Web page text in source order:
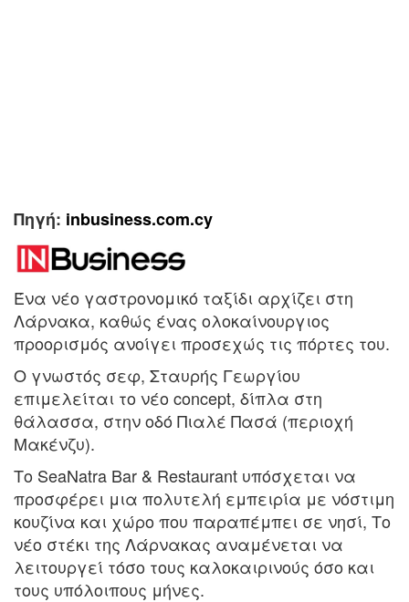
Πηγή: inbusiness.com.cy
Ένα νέο γαστρονομικό ταξίδι αρχίζει στη
Λάρνακα, καθώς ένας ολοκαίνουργιος
προορισμός ανοίγει προσεχώς τις πόρτες του.
Ο γνωστός σεφ, Σταυρής Γεωργίου
επιμελείται το νέο concept, δίπλα στη
θάλασσα, στην οδό Πιαλέ Πασά (περιοχή
Μακένζυ).
Το SeaNatra Bar & Restaurant υπόσχεται να
προσφέρει μια πολυτελή εμπειρία με νόστιμη
κουζίνα και χώρο που παραπέμπει σε νησί, Το
νέο στέκι της Λάρνακας αναμένεται να
λειτουργεί τόσο τους καλοκαιρινούς όσο και
τους υπόλοιπους μήνες.